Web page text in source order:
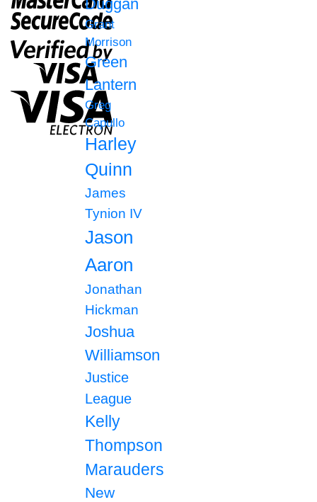
Duggan
Grant
Morrison
Green
Lantern
Greg
Capullo
Harley
Quinn
James
Tynion IV
Jason
Aaron
Jonathan
Hickman
Joshua
Williamson
Justice
League
Kelly
Thompson
Marauders
New